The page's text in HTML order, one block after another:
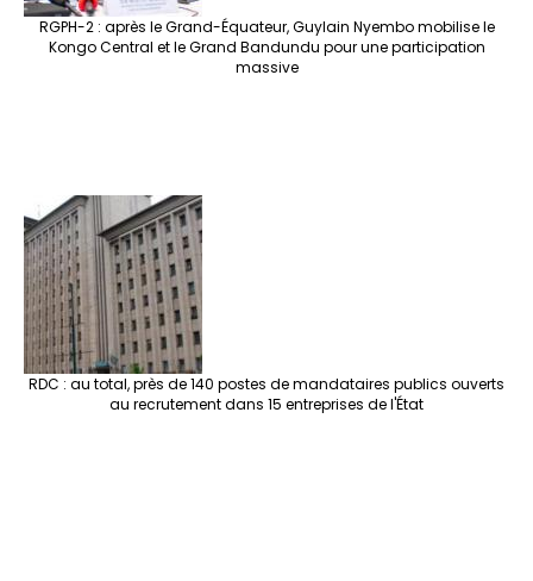
RGPH-2 : après le Grand-Équateur, Guylain Nyembo mobilise le
Kongo Central et le Grand Bandundu pour une participation
massive
RDC : au total, près de 140 postes de mandataires publics ouverts
au recrutement dans 15 entreprises de l'État